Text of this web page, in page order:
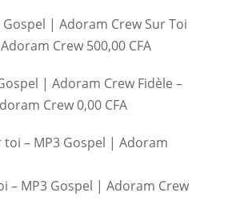
Sur Toi
Crew 500,00 CFA
Fidèle –
Crew0,00 CFA
– MP3 Gospel | Adoram Crew